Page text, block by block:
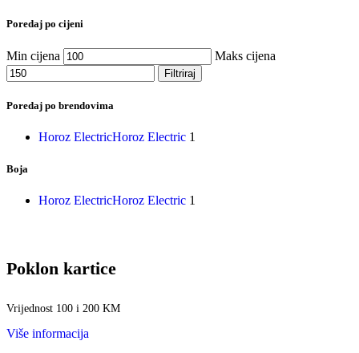
Poredaj po cijeni
Min cijena Maks cijena
Filtriraj
Poredaj po brendovima
Horoz ElectricHoroz Electric 1
Boja
Horoz ElectricHoroz Electric 1
Poklon kartice
Vrijednost 100 i 200 KM
Više informacija